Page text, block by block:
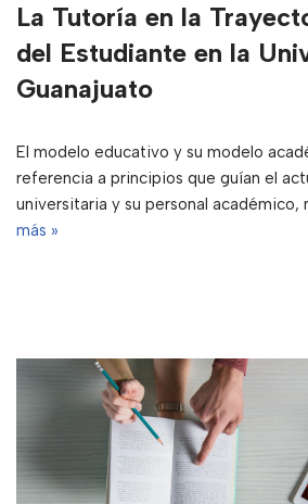
La Tutoría en la
del Estudiante en la
Guanajuato
El modelo educativo y su modelo
referencia a principios que guían el
universitaria y su personal académico,
más »